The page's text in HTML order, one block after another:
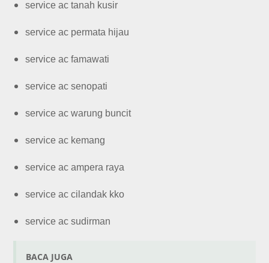
service ac tanah kusir
service ac permata hijau
service ac famawati
service ac senopati
service ac warung buncit
service ac kemang
service ac ampera raya
service ac cilandak kko
service ac sudirman
BACA JUGA